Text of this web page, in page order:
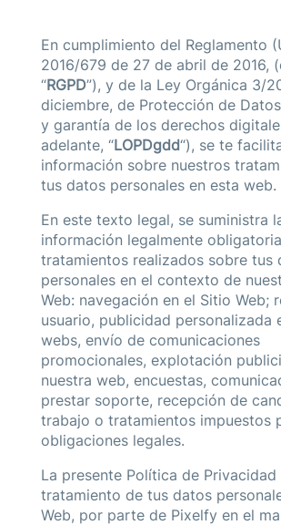
En cumplimiento del Reglamento
2016/679 de 27 de abril de 2016,
“RGPD”), y de la Ley Orgánica 3/
diciembre, de Protección de
y garantía de los derechos
adelante, “LOPDgdd“), se te
información sobre nuestros
tus datos personales en esta web.
En este texto legal, se suministra
información legalmente
tratamientos realizados sobre tus
personales en el contexto de
Web: navegación en el Sitio Web;
usuario, publicidad personalizada
webs, envío de comunicaciones
promocionales, explotación
nuestra web, encuestas,
prestar soporte, recepción de
trabajo o tratamientos impuestos
obligaciones legales.
La presente Política de Privacidad
tratamiento de tus datos
Web, por parte de Pixelfy en el